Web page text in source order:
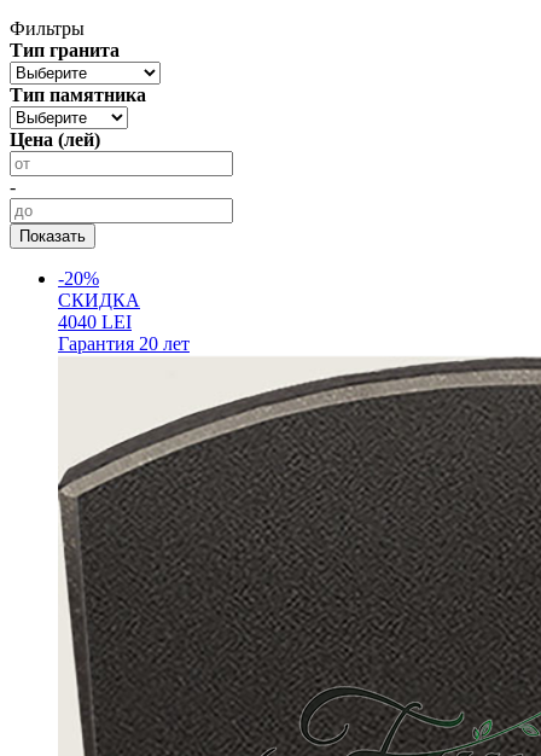
Фильтры
Тип гранита
Тип памятника
Цена (лей)
-
-20%
СКИДКА
4040 LEI
Гарантия 20 лет